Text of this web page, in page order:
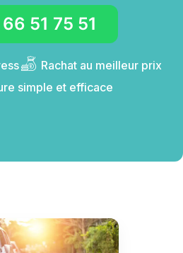
51 75 51
Rachat au meilleur prix
simple et efficace